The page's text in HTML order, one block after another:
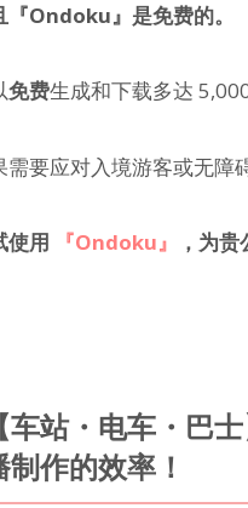
『Ondoku』是免费的。
免费生成和下载多达
需要应对入境游客或无障
使用 『Ondoku』 ，为
【车站・电车・巴
制作的效率！